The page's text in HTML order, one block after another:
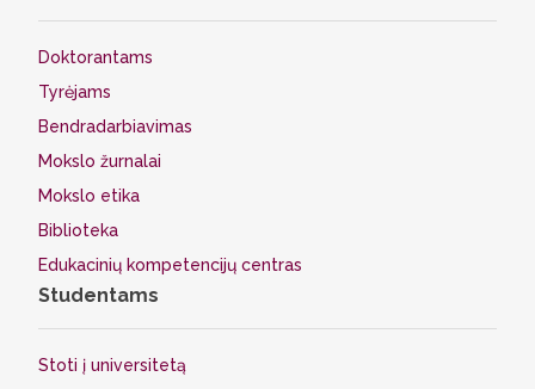
Doktorantams
Tyrėjams
Bendradarbiavimas
Mokslo žurnalai
Mokslo etika
Biblioteka
Edukacinių kompetencijų centras
Studentams
Stoti į universitetą